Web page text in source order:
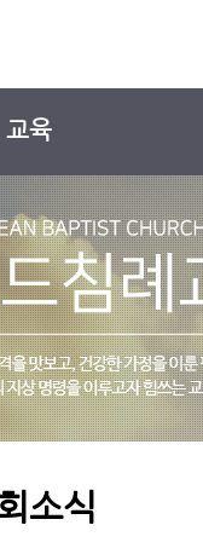
교육
유치부
유년부
YOUTH
EM
소식